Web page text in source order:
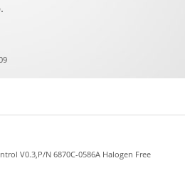
V0.3,P/N 6870C-0586A Halogen Free